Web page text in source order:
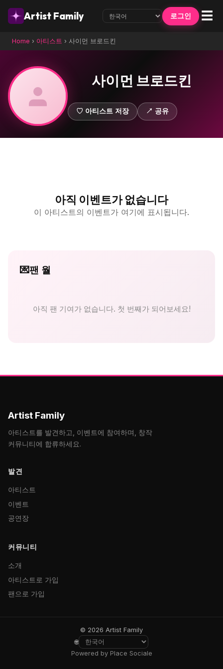
Artist Family 로그인 ☰
Home › 아티스트 › 사이먼 브로드킨
사이먼 브로드킨
♡ 아티스트 저장 ↗ 공유
아직 이벤트가 없습니다
이 아티스트의 이벤트가 여기에 표시됩니다.
💌팬 월
아직 팬 기여가 없습니다. 첫 번째가 되어보세요!
Artist Family
아티스트를 발견하고, 이벤트에 참여하며, 창작
커뮤니티에 합류하세요.
발견
아티스트
이벤트
공연장
커뮤니티
소개
아티스트로 가입
팬으로 가입
© 2026 Artist Family
🌐
Powered by Place Sociale